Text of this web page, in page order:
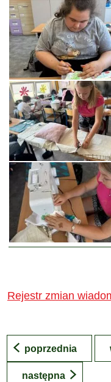
Rejestr zmian
poprzednia
następna